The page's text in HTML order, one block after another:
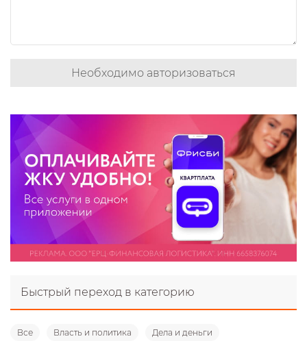
Необходимо авторизоваться
Быстрый переход в категорию
Все Власть и политика Дела и деньги